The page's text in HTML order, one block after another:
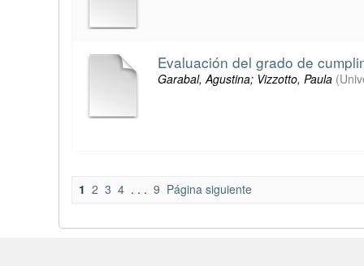
Evaluación del grado de
Garabal, Agustina; Vizzotto, Paula (
1 2 3 4 . . . 9 Página siguiente